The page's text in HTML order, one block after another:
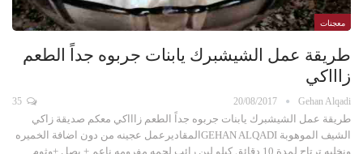
معجنات
طريقة عمل الشيشبرك يابنات جربوه جداً الطعم
زاااكي
Gehan Alqadi
20/08/2017
طريقة عمل الشيشبرك يابنات جربوه جداً الطعم زاااكي معكم صديقة زاكي
الشيف الموهوبة GEHAN ALQADIالمقاديرعمل عجينه من دون اضافة الخميره
ونخليه ترتاح لمدة 10 دقائق كيلو لبن رائب لحمه مفرومه ناعم + بصل +وثوم